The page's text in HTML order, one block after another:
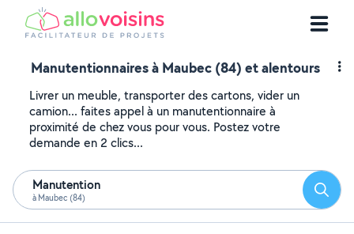
Manutentionnaires à Maubec (84) et alentours
Livrer un meuble, transporter des cartons, vider un
camion... faites appel à un manutentionnaire à
proximité de chez vous pour vous. Postez votre
demande en 2 clics...
Manutention
à Maubec (84)